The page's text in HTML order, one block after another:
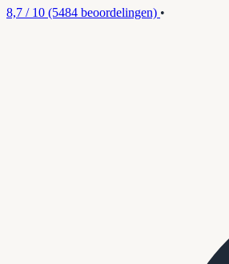
8,7 / 10 (5484 beoordelingen) •